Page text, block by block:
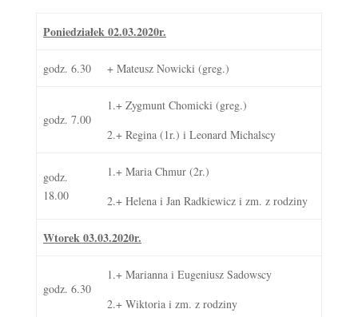
Poniedziałek 02.03.2020r.
godz. 6.30 + Mateusz Nowicki (greg.)
godz. 7.00
1.+ Zygmunt Chomicki (greg.)
2.+ Regina (1r.) i Leonard Michalscy
godz.
18.00
1.+ Maria Chmur (2r.)
2.+ Helena i Jan Radkiewicz i zm. z rodziny
Wtorek 03.03.2020r.
godz. 6.30
1.+ Marianna i Eugeniusz Sadowscy
2.+ Wiktoria i zm. z rodziny